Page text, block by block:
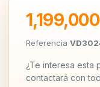
Referencia
¿Te interesa esta
contactará con